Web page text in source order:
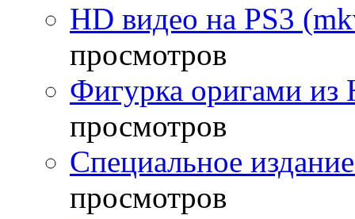
HD видео на PS3
просмотров
Фигурка оригами из
просмотров
Специальное
просмотров